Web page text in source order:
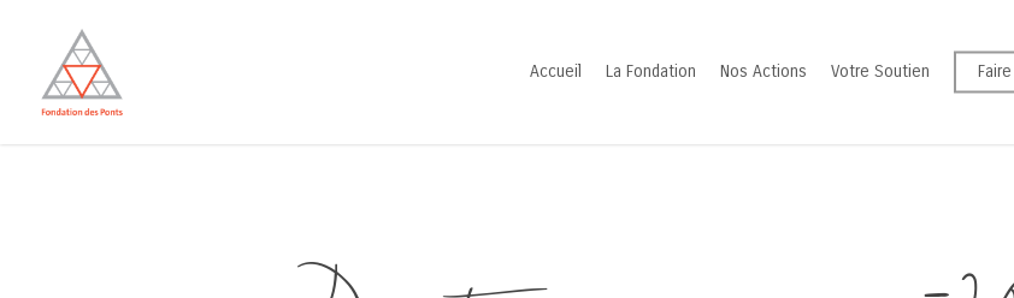
content
Accueil La Fondation Nos Actions Votre Soutien